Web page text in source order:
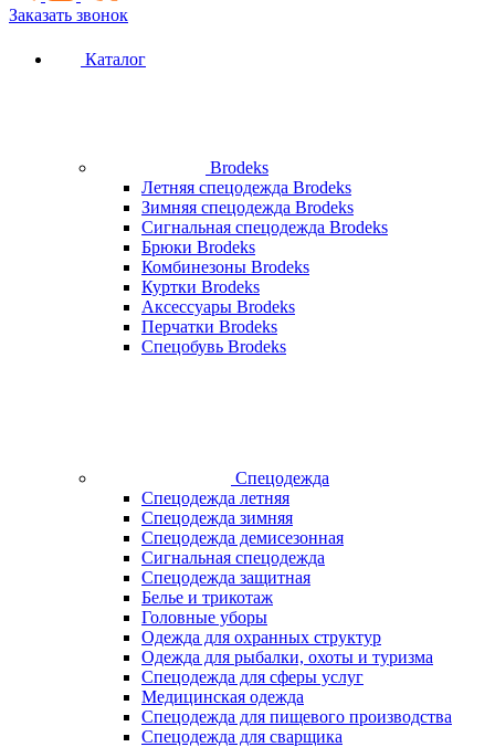
Заказать звонок
Каталог
Brodeks
Летняя спецодежда Brodeks
Зимняя спецодежда Brodeks
Сигнальная спецодежда Brodeks
Брюки Brodeks
Комбинезоны Brodeks
Куртки Brodeks
Аксессуары Brodeks
Перчатки Brodeks
Спецобувь Brodeks
Спецодежда
Спецодежда летняя
Спецодежда зимняя
Спецодежда демисезонная
Сигнальная спецодежда
Спецодежда защитная
Белье и трикотаж
Головные уборы
Одежда для охранных структур
Одежда для рыбалки, охоты и туризма
Спецодежда для сферы услуг
Медицинская одежда
Спецодежда для пищевого производства
Спецодежда для сварщика